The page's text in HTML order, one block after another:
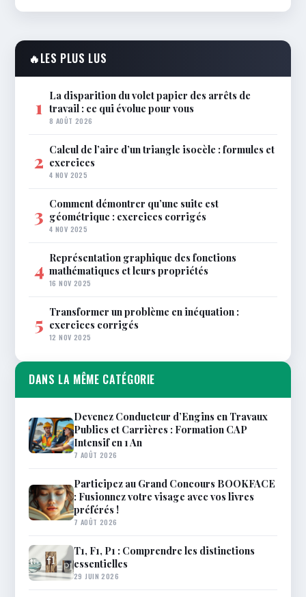
🔥LES PLUS LUS
1 La disparition du volet papier des arrêts de
travail : ce qui évolue pour vous
8 AOÛT 2026
2 Calcul de l’aire d’un triangle isocèle : formules et
exercices
4 NOV 2025
3 Comment démontrer qu’une suite est
géométrique : exercices corrigés
4 NOV 2025
4 Représentation graphique des fonctions
mathématiques et leurs propriétés
16 NOV 2025
5 Transformer un problème en inéquation :
exercices corrigés
12 NOV 2025
DANS LA MÊME CATÉGORIE
Devenez Conducteur d’Engins en Travaux
Publics et Carrières : Formation CAP
Intensif en 1 An
7 AOÛT 2026
Participez au Grand Concours BOOKFACE
: Fusionnez votre visage avec vos livres
préférés !
7 AOÛT 2026
T1, F1, P1 : Comprendre les distinctions
essentielles
29 JUIN 2026